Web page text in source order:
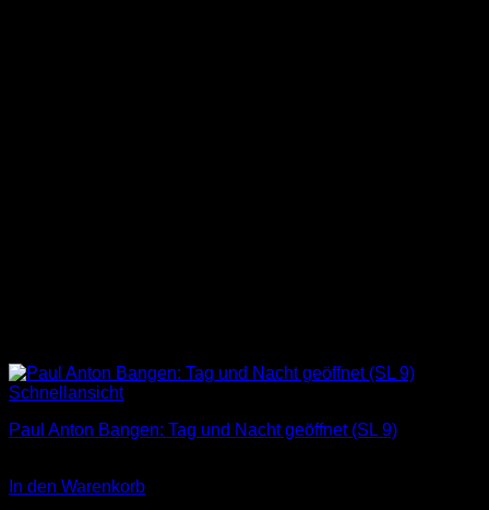
Schnellansicht
Paul Anton Bangen: Tag und Nacht geöffnet (SL 9)
In den Warenkorb